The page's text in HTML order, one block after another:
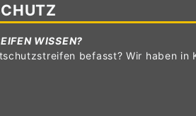
WISSEN?
befasst? Wir haben in